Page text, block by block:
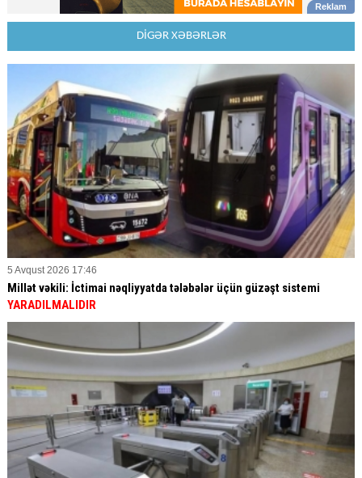
DİGƏR XƏBƏRLƏR
5 Avqust 2026 17:46
Millət vəkili: İctimai nəqliyyatda tələbələr üçün güzəşt sistemi
YARADILMALIDIR